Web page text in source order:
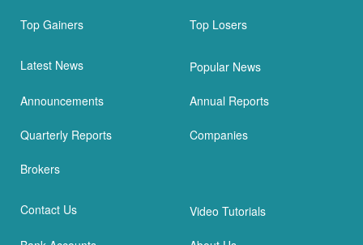
Top Gainers Top Losers
Latest News Popular News
Announcements Annual Reports
Quarterly Reports Companies
Brokers
Contact Us Video Tutorials